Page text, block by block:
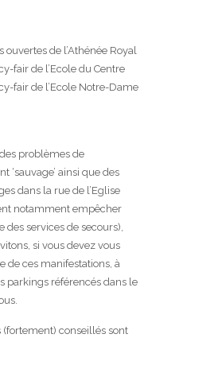
ouvertes de l’Athénée Royal
fair de l’Ecole du Centre
fair de l’Ecole Notre-Dame
problèmes de
‘sauvage’ ainsi que des
dans la rue de l’Eglise
notamment empêcher
des services de secours),
si vous devez vous
de ces manifestations, à
parkings référencés dans le
(fortement) conseillés sont